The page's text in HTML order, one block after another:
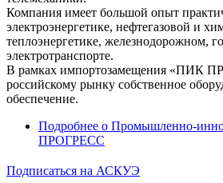
Компания имеет большой опыт
электроэнергетике, нефтегазовой и
теплоэнергетике, железнодорожном,
электротранспорте.
В рамках импортозамещения «ПИК
российскому рынку собственное
обеспечение.
Подробнее о Промышленно-
ПРОГРЕСС
Подписаться на АСКУЭ